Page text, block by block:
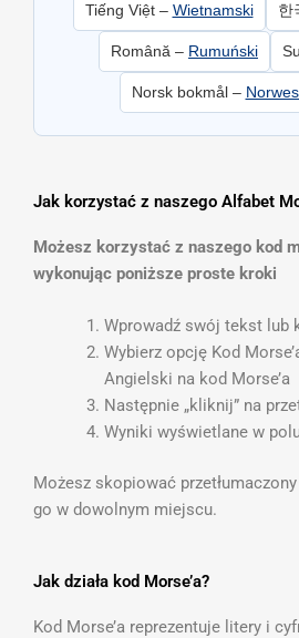
Tiếng Việt – Wietnamski 한
Română – Rumuński
Norsk bokmål –
Jak korzystać z naszego Alfabet
Możesz korzystać z naszego kod
wykonując poniższe proste kroki
Wprowadź swój tekst lub
Wybierz opcję Kod
Angielski na kod Morse’a
Następnie „kliknij” na
Wyniki wyświetlane w
Możesz skopiować
go w dowolnym miejscu.
Jak działa kod Morse’a?
Kod Morse’a reprezentuje litery i